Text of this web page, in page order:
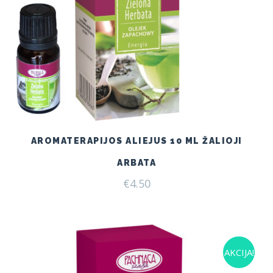
AROMATERAPIJOS ALIEJUS 10 ML ŽALIOJI
ARBATA
€4.50
AKCIJA!